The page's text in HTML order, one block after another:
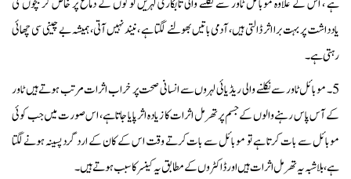
ہے ، اس کے علاوہ موبائل ٹاور سے نکلنے والی تابکاری لہریں لوگوں کے دماغ پر خاص کر بچوں کی
یادداشت پر بہت برا اثر ڈالتی ہیں، آدمی باتیں بھولنے لگتا ہے ، نیند نہیں آتی، ہمیشہ بے چینی سی چھائی
رہتی ہے ۔
5۔ موبائل ٹاور سے نکلنے والی ریڈیائی لہروں سے انسانی صحت پر خراب اثرات مرتب ہوتے ہیں ٹاور
کے آس پاس رہنے والوں کے جسم پر تھرمل اثرات کا زیادہ اثر پایا جاتا ہے، اس صورت میں جب کوئی
موبائل سے بات کرتا ہے تو موبائل سے بات کرتے وقت اس کے کان کے اردگرد پسینہ ہونے لگتا
ہے، بلا شبہ یہ تھرمل اثرات ہیں اور ڈاکٹروں کے مطابق یہ کینسر کا سبب ہوتے ہیں۔